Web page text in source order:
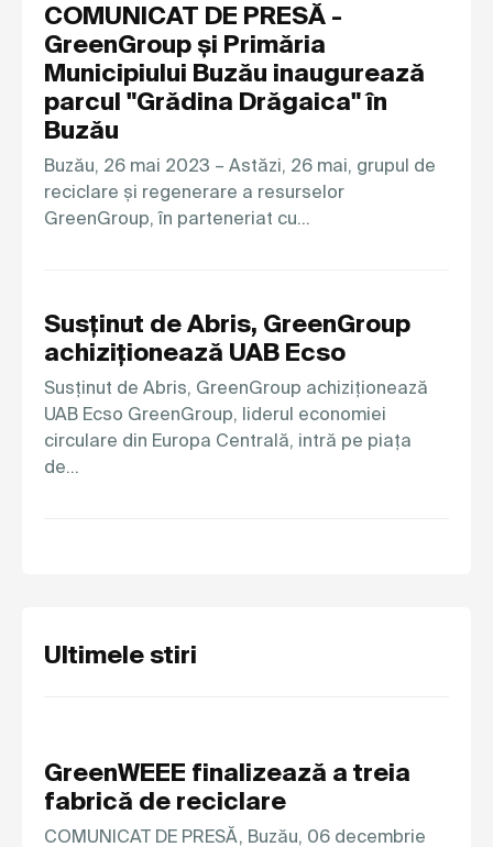
COMUNICAT DE PRESĂ -
GreenGroup și Primăria
Municipiului Buzău inaugurează
parcul "Grădina Drăgaica" în
Buzău
Buzău, 26 mai 2023 – Astăzi, 26 mai, grupul de
reciclare și regenerare a resurselor
GreenGroup, în parteneriat cu…
Susținut de Abris, GreenGroup
achiziționează UAB Ecso
Susținut de Abris, GreenGroup achiziționează
UAB Ecso GreenGroup, liderul economiei
circulare din Europa Centrală, intră pe piața
de…
Ultimele stiri
GreenWEEE finalizează a treia
fabrică de reciclare
COMUNICAT DE PRESĂ, Buzău, 06 decembrie